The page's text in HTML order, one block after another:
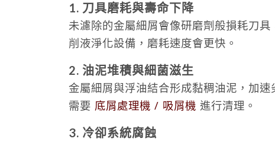
1. 刀具磨耗與壽命下降
未濾除的金屬細屑會像研磨劑般損耗刀
削液淨化設備，磨耗速度會更快。
2. 油泥堆積與細菌滋生
金屬細屑與浮油結合形成黏稠油泥，加
需要 底屑處理機 / 吸屑機 進行清理。
3. 冷卻系統腐蝕